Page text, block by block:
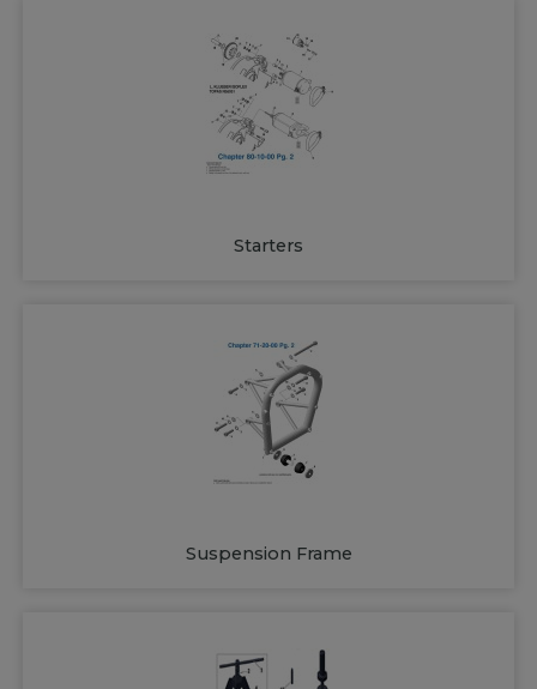
Starters
Suspension Frame